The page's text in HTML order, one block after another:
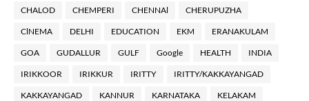
CHALOD CHEMPERI CHENNAl CHERUPUZHA
ClNEMA DELHI EDUCATION EKM ERANAKULAM
GOA GUDALLUR GULF Google HEALTH INDIA
IRIKKOOR IRIKKUR IRITTY IRITTY/KAKKAYANGAD
KAKKAYANGAD KANNUR KARNATAKA KELAKAM